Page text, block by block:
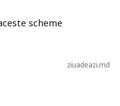
scheme
ziuadeazi.md